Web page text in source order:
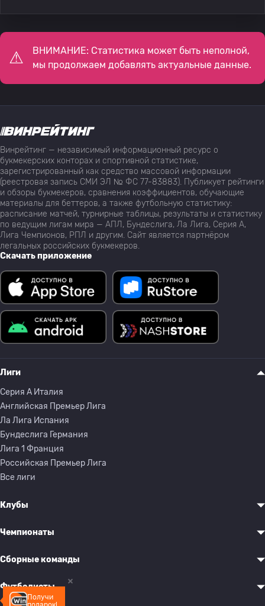
ВНИМАНИЕ: Статистика может быть неполной,
мы продолжаем добавлять актуальные данные.
Получи
Винрейтинг — независимый информационный ресурс о
букмекерских конторах и спортивной статистике,
зарегистрированный как средство массовой информации
(реестровая запись СМИ ЭЛ № ФС 77-83883). Публикует рейтинги
и обзоры букмекеров, сравнения коэффициентов, обучающие
материалы для беттеров, а также футбольную статистику:
расписание матчей, турнирные таблицы, результаты и статистику
по ведущим лигам мира — АПЛ, Бундеслига, Ла Лига, Серия А,
Лига Чемпионов, РПЛ и другим. Сайт является партнёром
легальных российских букмекеров.
Скачать приложение
Лиги
Серия A Италия
Английская Премьер Лига
Ла Лига Испания
Бундеслига Германия
Лига 1 Франция
Российская Премьер Лига
Все лиги
Клубы
Чемпионаты
Сборные команды
Футболисты